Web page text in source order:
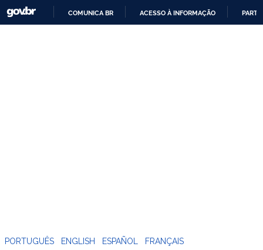
COMUNICA BR ACESSO À INFORMAÇÃO
PORTUGUÊS ENGLISH ESPAÑOL FRANÇAIS